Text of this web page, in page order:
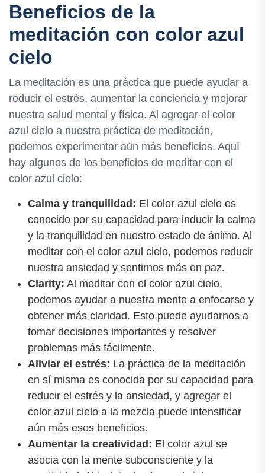
Beneficios de la
meditación con color azul
cielo
La meditación es una práctica que puede ayudar a
reducir el estrés, aumentar la conciencia y mejorar
nuestra salud mental y física. Al agregar el color
azul cielo a nuestra práctica de meditación,
podemos experimentar aún más beneficios. Aquí
hay algunos de los beneficios de meditar con el
color azul cielo:
Calma y tranquilidad: El color azul cielo es
conocido por su capacidad para inducir la calma
y la tranquilidad en nuestro estado de ánimo. Al
meditar con el color azul cielo, podemos reducir
nuestra ansiedad y sentirnos más en paz.
Clarity: Al meditar con el color azul cielo,
podemos ayudar a nuestra mente a enfocarse y
obtener más claridad. Esto puede ayudarnos a
tomar decisiones importantes y resolver
problemas más fácilmente.
Aliviar el estrés: La práctica de la meditación
en sí misma es conocida por su capacidad para
reducir el estrés y la ansiedad, y agregar el
color azul cielo a la mezcla puede intensificar
aún más esos beneficios.
Aumentar la creatividad: El color azul se
asocia con la mente subconsciente y la